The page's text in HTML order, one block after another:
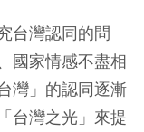
台灣認同的問
國家情感不盡相
灣」的認同逐漸
台灣之光」來提